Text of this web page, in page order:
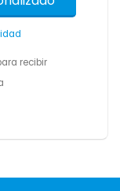
recibir